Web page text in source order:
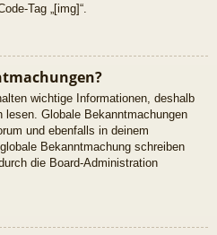
Tag „[img]“.
wichtige Informationen, deshalb
Globale Bekanntmachungen
und ebenfalls in deinem
Bekanntmachung schreiben
die Board-Administration